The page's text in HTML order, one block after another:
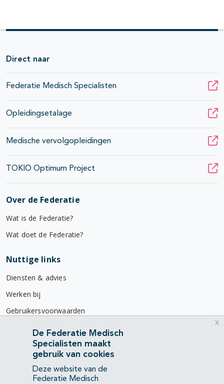
Direct naar
Federatie Medisch Specialisten
Opleidingsetalage
Medische vervolgopleidingen
TOKIO Optimum Project
Over de Federatie
Wat is de Federatie?
Wat doet de Federatie?
Nuttige links
Diensten & advies
Werken bij
Gebruikersvoorwaarden
Privacyverklaring
Contact
Mercatorlaan 1200
3528 BL Utrecht
De Federatie Medisch
Specialisten maakt
gebruik van cookies
Deze website van de
Federatie Medisch
x